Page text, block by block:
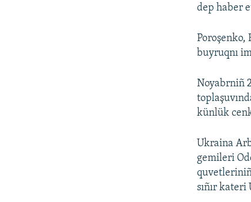
dep haber
Poroşenko,
buyruqnı
Noyabrniñ
künlük
Ukraina
gemileri
sıñır